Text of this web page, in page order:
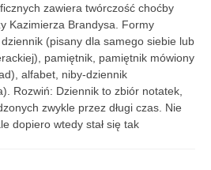
zawiera twórczość choćby
Kazimierza Brandysa. Formy
(pisany dla samego siebie lub
pamiętnik, pamiętnik mówiony
alfabet, niby-dziennik
Rozwiń: Dziennik to zbiór notatek,
zwykle przez długi czas. Nie
dopiero wtedy stał się tak